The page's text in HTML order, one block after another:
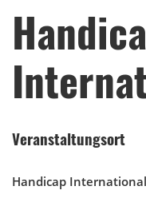
Veranstaltungsort
Handicap